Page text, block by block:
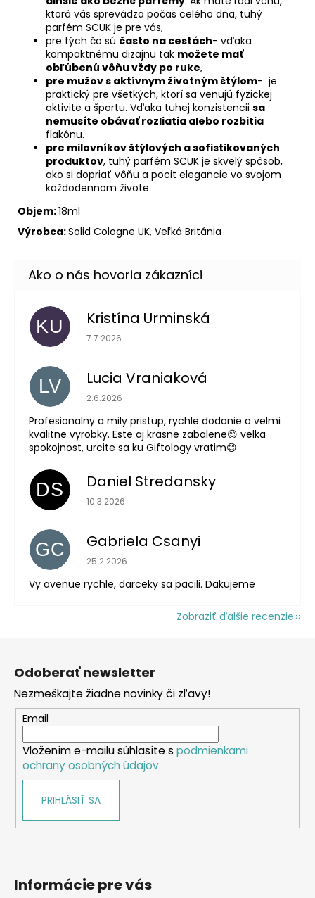
ktorá vás sprevádza počas celého dňa, tuhý
parfém SCUK je pre vás,
pre tých čo sú často na cestách- vďaka
kompaktnému dizajnu tak možete mať
obľúbenú vôňu vždy po ruke,
pre mužov s aktívnym životným štýlom- je
praktický pre všetkých, ktorí sa venujú fyzickej
aktivite a športu. Vďaka tuhej konzistencii sa
nemusíte obávať rozliatia alebo rozbitia
flakónu.
pre milovníkov štýlových a sofistikovaných
produktov, tuhý parfém SCUK je skvelý spôsob,
ako si dopriať vôňu a pocit elegancie vo svojom
každodennom živote.
Objem:18ml
Výrobca:Solid Cologne UK, Veľká Británia
KU Kristína Urminská
Hodnotenie obchodu je 5 z 5 hviezdičiek.
7.7.2026
LV Lucia Vraniaková
Hodnotenie obchodu je 5 z 5 hviezdičiek.
2.6.2026
Profesionalny a mily pristup, rychle dodanie a velmi
kvalitne vyrobky. Este aj krasne zabalene😊 velka
spokojnost, urcite sa ku Giftology vratim😊
DS Daniel Stredansky
Hodnotenie obchodu je 5 z 5 hviezdičiek.
10.3.2026
GC Gabriela Csanyi
Hodnotenie obchodu je 5 z 5 hviezdičiek.
25.2.2026
Vy avenue rychle, darceky sa pacili. Dakujeme
Zobraziť ďalšie recenzie
Z
Odoberať newsletter
Nezmeškajte žiadne novinky či zľavy!
Email
Vložením e-mailu súhlasíte s podmienkami
ochrany osobných údajov
PRIHLÁSIŤ SA
Informácie pre vás